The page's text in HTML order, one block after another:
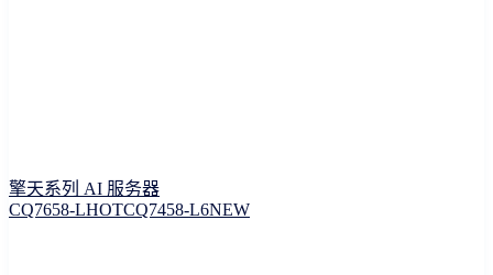
擎天系列 AI 服务器
CQ7658-LHOTCQ7458-L6NEW